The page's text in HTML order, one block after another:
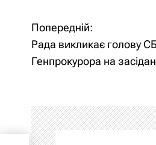
Н
а
і
г
Попередній:
Рада викликає голову
Генпрокурора на